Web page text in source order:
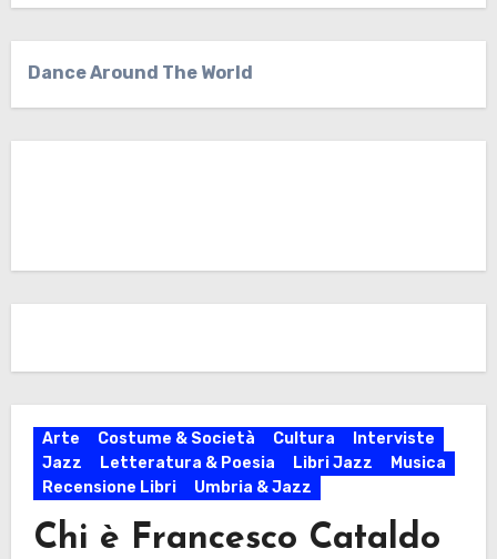
Dance Around The World
Arte Costume & Società Cultura
Interviste
Jazz
Letteratura & Poesia Libri Jazz
Musica
Recensione Libri
Umbria & Jazz
Chi è Francesco Cataldo